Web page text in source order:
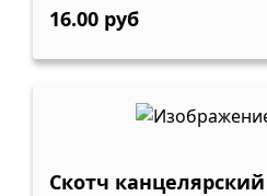
16.00 руб
Скотч